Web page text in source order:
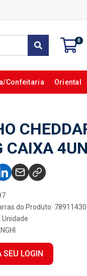
0
Confeitaria Oriental
CAIXA
do Produto:
Unidade
LOGIN